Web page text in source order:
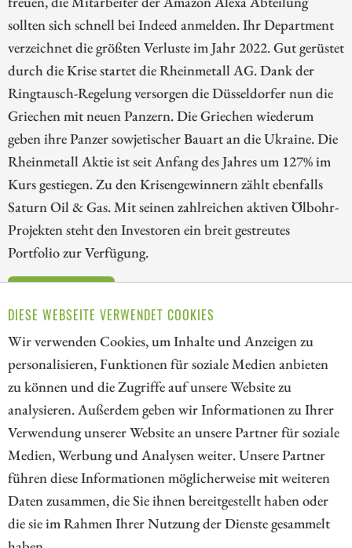
DIESE WEBSEITE VERWENDET COOKIES
Wir verwenden Cookies, um Inhalte und Anzeigen zu
personalisieren, Funktionen für soziale Medien anbieten
zu können und die Zugriffe auf unsere Website zu
analysieren. Außerdem geben wir Informationen zu Ihrer
Verwendung unserer Website an unsere Partner für soziale
Medien, Werbung und Analysen weiter. Unsere Partner
führen diese Informationen möglicherweise mit weiteren
Daten zusammen, die Sie ihnen bereitgestellt haben oder
die sie im Rahmen Ihrer Nutzung der Dienste gesammelt
sollten sich schnell bei Indeed anmelden. Ihr Department
verzeichnet die größten Verluste im Jahr 2022. Gut gerüstet
durch die Krise startet die Rheinmetall AG. Dank der
Ringtausch-Regelung versorgen die Düsseldorfer nun die
Griechen mit neuen Panzern. Die Griechen wiederum
geben ihre Panzer sowjetischer Bauart an die Ukraine. Die
Rheinmetall Aktie ist seit Anfang des Jahres um 127% im
Kurs gestiegen. Zu den Krisengewinnern zählt ebenfalls
Saturn Oil & Gas. Mit seinen zahlreichen aktiven Ölbohr-
Projekten steht den Investoren ein breit gestreutes
Portfolio zur Verfügung.
1 2 3 4 5 6
// kapitalerhoehungen.de - © 2026 - Die Informationsplattform für
Investoren und Unternehmen rund um Kapitalerhöhung, Kapitalmarkt
und Unternehmensfinanzierung